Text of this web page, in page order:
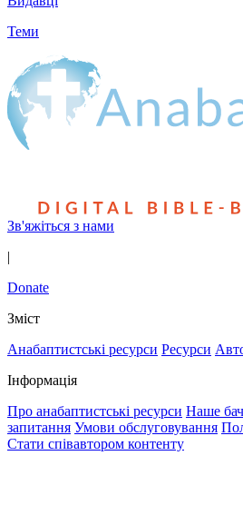
Теми
Зв'яжіться з нами
|
Donate
Зміст
Анабаптистські ресурси Ресурси
Інформація
Про анабаптистські ресурси Наше
запитання Умови обслуговування
Стати співавтором контенту